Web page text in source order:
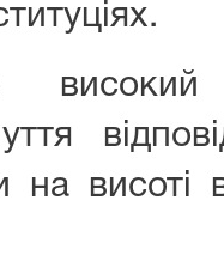
високий
висоті